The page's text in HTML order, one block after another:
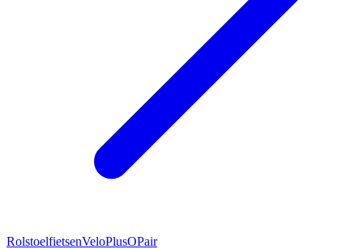
RolstoelfietsenVeloPlusOPair